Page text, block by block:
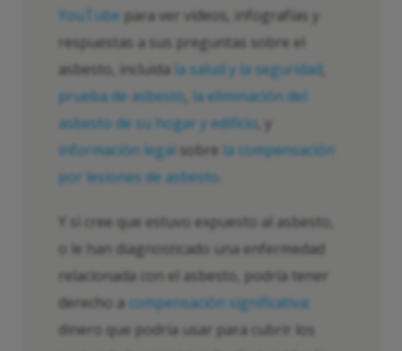
YouTube para ver videos, infografías y
respuestas a sus preguntas sobre el
asbesto, incluida la salud y la seguridad
prueba de asbesto la eliminación del
asbesto de su hogar y edificio , y
información legal sobre la compensación
por lesiones de asbesto
Y si cree que estuvo expuesto al asbesto,
o le han diagnosticado una enfermedad
relacionada con el asbesto, podría tener
derecho a compensación significativa:
dinero que podría usar para cubrir los